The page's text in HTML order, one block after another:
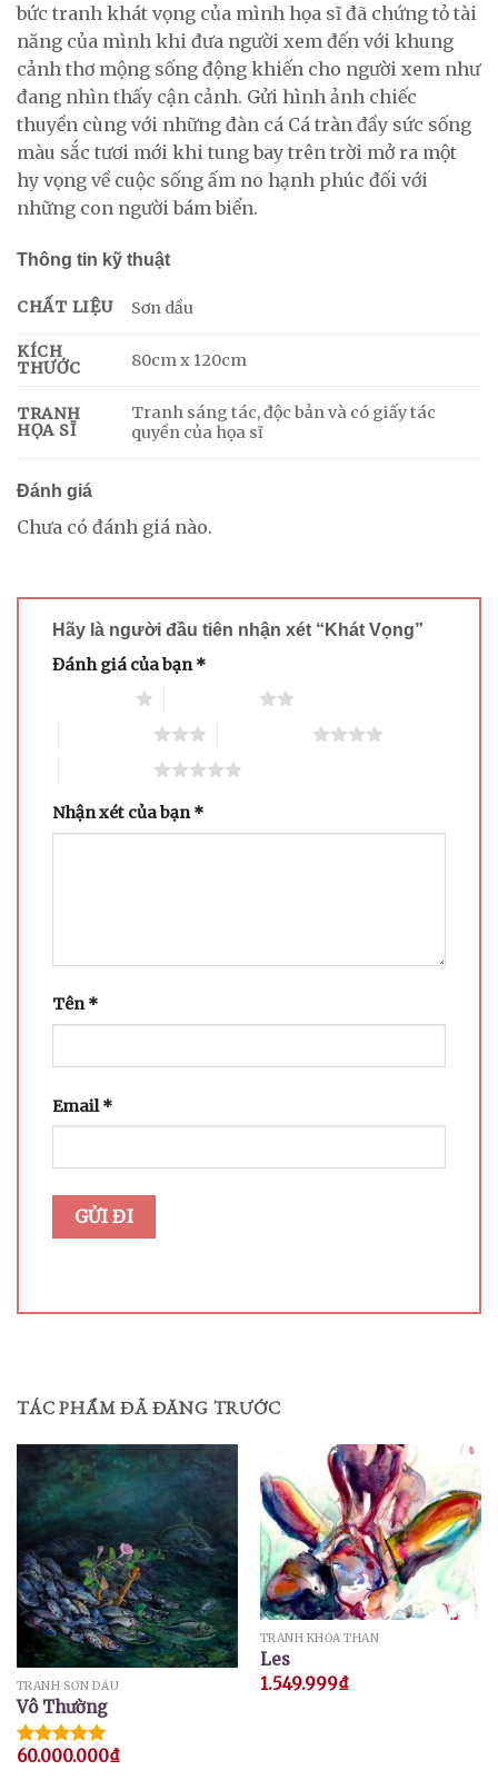
bức tranh khát vọng của mình họa sĩ đã chứng tỏ tài
năng của mình khi đưa người xem đến với khung
cảnh thơ mộng sống động khiến cho người xem như
đang nhìn thấy cận cảnh. Gửi hình ảnh chiếc
thuyền cùng với những đàn cá Cá tràn đầy sức sống
màu sắc tươi mới khi tung bay trên trời mở ra một
hy vọng về cuộc sống ấm no hạnh phúc đối với
những con người bám biển.
Thông tin kỹ thuật
CHẤT LIỆU Sơn dầu
KÍCH
THƯỚC
80cm x 120cm
TRANH
HỌA SĨ
Tranh sáng tác, độc bản và có giấy tác
quyền của họa sĩ
Đánh giá
Chưa có đánh giá nào.
Hãy là người đầu tiên nhận xét “Khát Vọng”
Đánh giá của bạn*
Nhận xét của bạn*
Tên*
Email*
TÁC PHẨM ĐÃ ĐĂNG TRƯỚC
TRANH SƠN DẦU
Vô Thường
Được xếp
60.000.000₫
TRANH KHỎA THÂN
Les
1.549.999₫